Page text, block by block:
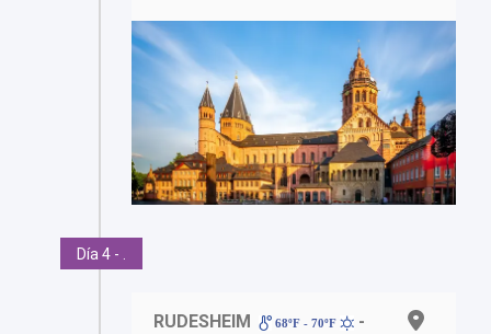
Día 4 - .
RUDESHEIM 68ºF - 70ºF
-